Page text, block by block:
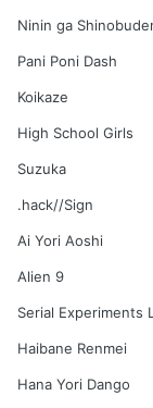
Ninin ga
Pani Poni Dash
Koikaze
High School Girls
Suzuka
.hack//Sign
Ai Yori Aoshi
Alien 9
Serial Experiments
Haibane Renmei
Hana Yori Dango